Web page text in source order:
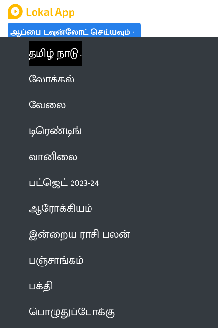
ஆப்பை டவுன்லோட் செய்யவும்
தமிழ் நாடு
லோக்கல்
வேலை
டிரெண்டிங்
வானிலை
பட்ஜெட் 2023-24
ஆரோக்கியம்
இன்றைய ராசி பலன்
பஞ்சாங்கம்
பக்தி
பொழுதுப்போக்கு